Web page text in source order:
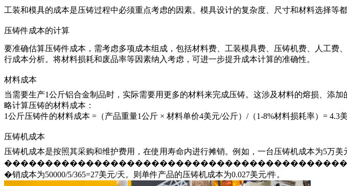
工装和模具的成本是压铸过程中必须重点考虑的因素。模具设计的复杂度、尺寸和材料选择等
压铸件成本的计算
要准确估算压铸件成本，需考虑多项成本组成，包括材料费、工装模具费、压铸机费、人工
行成本分析。将材料损耗和废品率等因素纳入考虑，可进一步提升成本计算的准确性。
材料成本
当需要生产1公斤铝合金制品时，实际需要用更多的材料来完成压铸。这涉及材料的熔损、添
略计算压铸的材料成本：
1公斤压铸件的材料成本 =（产品重量1公斤 × 材料单价4美元/公斤）/（1-8%材料损耗率）= 4.3
压铸机成本
压铸机成本是按照其采购和维护费用，在使用寿命内进行摊销。例如，一台压铸机成本为5万美
�销成本为50000/5/365=27美元/天。则单件产品的压铸机成本为0.027美元/件。